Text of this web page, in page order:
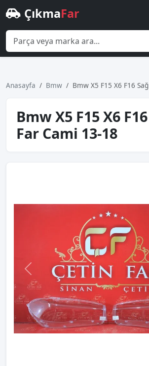
ÇıkmaFar
Anasayfa Bmw Bmw X5 F15 X6 F16
Bmw X5 F15 X6
Far Cami 13-18